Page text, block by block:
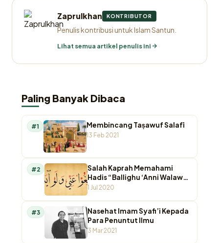
Zaprulkhan KONTRIBUTOR
Penulis kontribusi untuk Islam Santun.
Lihat semua artikel penulis ini
Paling Banyak Dibaca
#1 Membincang Taṣawuf Salafī
13 Feb 2021
#2
Salah Kaprah Memahami
Hadis “Ballighu ‘Anni Walaw
Ayah”
1 Jul 2020
#3
Nasehat Imam Syafi’i Kepada
Para Penuntut Ilmu
3 Mar 2021